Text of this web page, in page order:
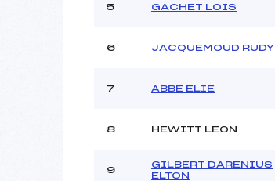
Météo :
Pénalité appliquée :
5 GACHET LOIS
6 JACQUEMOUD RUDY
7 ABBE ELIE
8 HEWITT LEON
9
GILBERT DARENIUS
ELTON